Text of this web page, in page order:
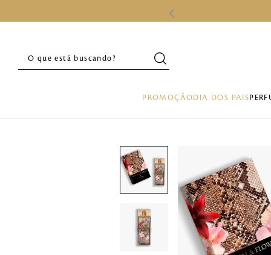
O que está buscando?
PROMOÇÃODIA DOS PAIS